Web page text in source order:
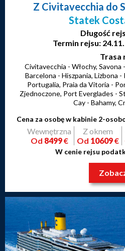
Z Civitavecchia do
Statek
Długość
Termin rejsu:
Trasa
Civitavecchia - Włochy, Savona
Barcelona - Hiszpania, Lizbona
Portugalia, Praia da Vitoria -
Zjednoczone, Port Everglades -
Cay - Bahamy,
Cena za osobę w kabinie 2-
Wewnętrzna
Od 8499€
Z oknem
Od 10609€
W cenie rejsu